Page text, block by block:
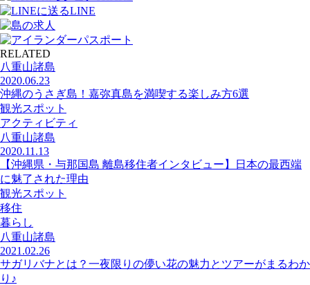
LINE
RELATED
八重山諸島
2020.06.23
沖縄のうさぎ島！嘉弥真島を満喫する楽しみ方6選
観光スポット
アクティビティ
八重山諸島
2020.11.13
【沖縄県・与那国島 離島移住者インタビュー】日本の最西端
に魅了された理由
観光スポット
移住
暮らし
八重山諸島
2021.02.26
サガリバナとは？一夜限りの儚い花の魅力とツアーがまるわか
り♪